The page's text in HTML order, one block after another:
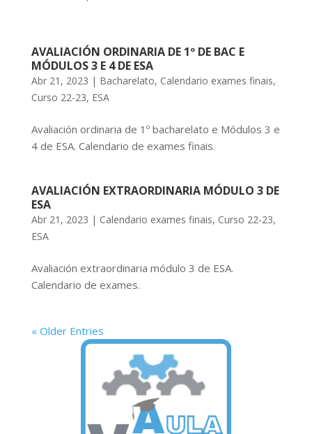
AVALIACIÓN ORDINARIA DE 1º DE BAC E
MÓDULOS 3 E 4 DE ESA
Abr 21, 2023 | Bacharelato, Calendario exames finais,
Curso 22-23, ESA
Avaliación ordinaria de 1º bacharelato e Módulos 3 e
4 de ESA. Calendario de exames finais.
AVALIACIÓN EXTRAORDINARIA MÓDULO 3 DE
ESA
Abr 21, 2023 | Calendario exames finais, Curso 22-23,
ESA
Avaliación extraordinaria módulo 3 de ESA.
Calendario de exames.
« Older Entries